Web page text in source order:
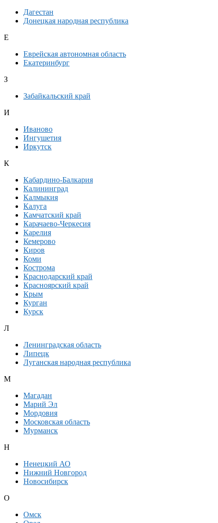
Дагестан
Донецкая народная республика
Е
Еврейская автономная область
Екатеринбург
З
Забайкальский край
И
Иваново
Ингушетия
Иркутск
К
Кабардино-Балкария
Калининград
Калмыкия
Калуга
Камчатский край
Карачаево-Черкесия
Карелия
Кемерово
Киров
Коми
Кострома
Краснодарский край
Красноярский край
Крым
Курган
Курск
Л
Ленинградская область
Липецк
Луганская народная республика
М
Магадан
Марий Эл
Мордовия
Московская область
Мурманск
Н
Ненецкий АО
Нижний Новгород
Новосибирск
О
Омск